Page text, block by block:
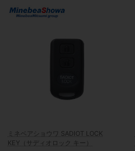
ミネベアショウワ SADIOT LOCK
KEY（サディオロック キー）